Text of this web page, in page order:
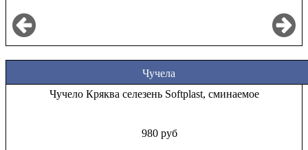
Чучела
Чучело Кряква селезень Softplast, сминаемое
980 руб